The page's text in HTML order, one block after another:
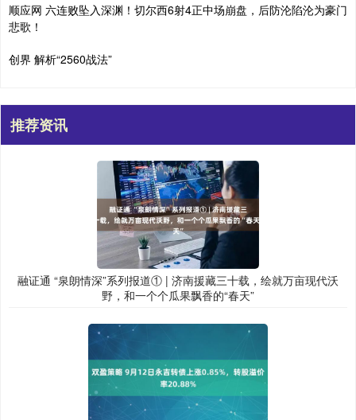
顺应网 六连败坠入深渊！切尔西6射4正中场崩盘，后防沦陷沦为豪门
悲歌！
创界 解析“2560战法”
推荐资讯
融证通 “泉朗情深”系列报道① | 济南援藏三十载，绘就万亩现代沃
野，和一个个瓜果飘香的“春天”